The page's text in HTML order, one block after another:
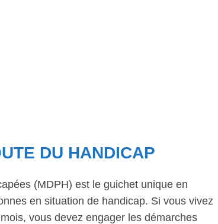
DU HANDICAP
(MDPH) est le guichet unique en
en situation de handicap. Si vous vivez
vous devez engager les démarches